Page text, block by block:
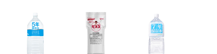
カゴへ カゴへ